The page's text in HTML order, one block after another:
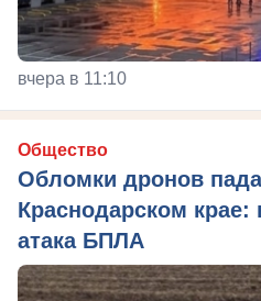
вчера в 11:10
Общество
Обломки дронов
Краснодарском крае:
атака БПЛА